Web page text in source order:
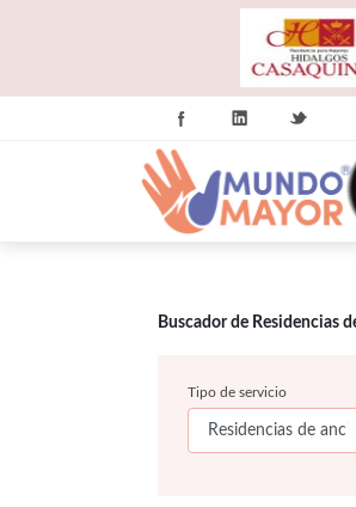
Buscador de Residencias
Tipo de servicio